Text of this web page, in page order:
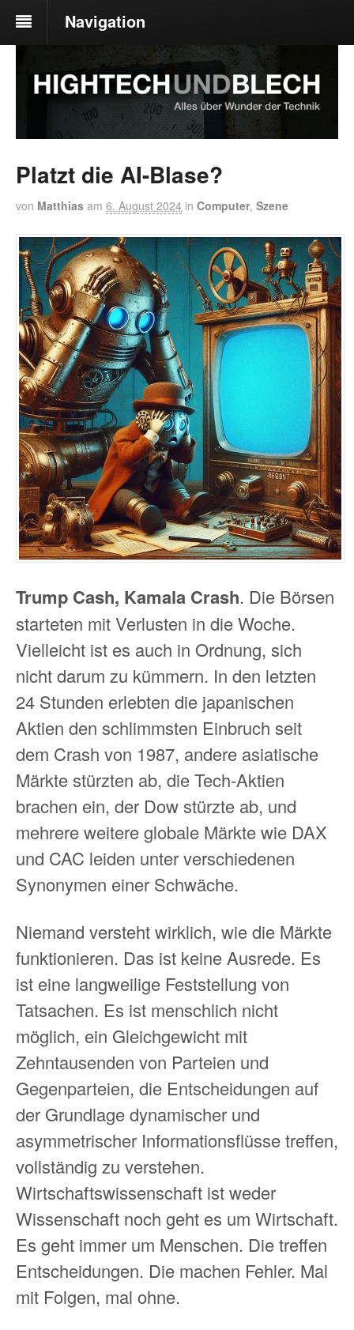
Navigation
Platzt die AI-Blase?
von Matthias am 6. August 2024 in Computer, Szene
Trump Cash, Kamala Crash. Die Börsen
starteten mit Verlusten in die Woche.
Vielleicht ist es auch in Ordnung, sich
nicht darum zu kümmern. In den letzten
24 Stunden erlebten die japanischen
Aktien den schlimmsten Einbruch seit
dem Crash von 1987, andere asiatische
Märkte stürzten ab, die Tech-Aktien
brachen ein, der Dow stürzte ab, und
mehrere weitere globale Märkte wie DAX
und CAC leiden unter verschiedenen
Synonymen einer Schwäche.
Niemand versteht wirklich, wie die Märkte
funktionieren. Das ist keine Ausrede. Es
ist eine langweilige Feststellung von
Tatsachen. Es ist menschlich nicht
möglich, ein Gleichgewicht mit
Zehntausenden von Parteien und
Gegenparteien, die Entscheidungen auf
der Grundlage dynamischer und
asymmetrischer Informationsflüsse treffen,
vollständig zu verstehen.
Wirtschaftswissenschaft ist weder
Wissenschaft noch geht es um Wirtschaft.
Es geht immer um Menschen. Die treffen
Entscheidungen. Die machen Fehler. Mal
mit Folgen, mal ohne.